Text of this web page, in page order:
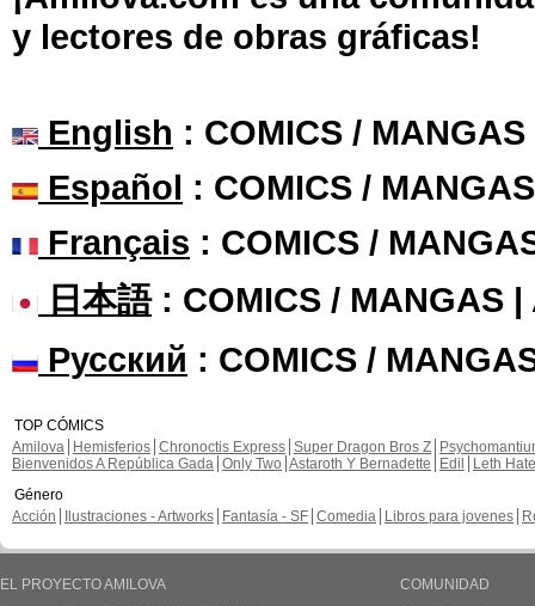
y lectores de obras gráficas!
English : COMICS /
Español : COMICS /
Français : COMICS /
日本語: COMICS / MANGAS |
Русский : COMICS /
TOP CÓMICS
Amilova
Hemisferios Chronoctis Express Super Dragon Bros Z
Bienvenidos A República Gada Only Two Astaroth Y Bernadette Edil
Leth Hate
Género
Acción
Ilustraciones - Artworks Fantasía - SF Comedia Libros para jovenes
EL PROYECTO AMILOVA
COMUNIDAD